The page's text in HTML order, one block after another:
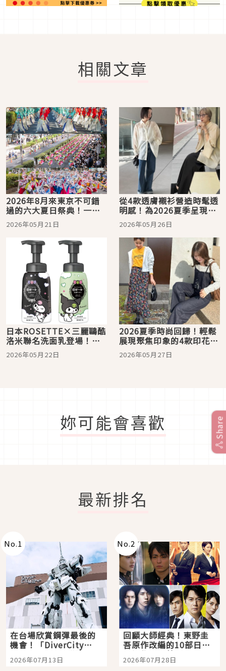
相關文章
2026年8月來東京不可錯
過的六大夏日祭典！一起
來抓住夏季的青春尾巴
2026年05月21日
從4款透膚襯衫營造時髦透
明感！為2026夏季呈現降
溫時髦穿搭
2026年05月26日
日本ROSETTE×三麗鷗酷
洛米聯名洗面乳登場！
2026夏季限定可愛包裝、
功效亮點一次看
2026年05月22日
2026夏季時尚回歸！輕鬆
展現聚焦印象的4款印花單
品絕不能錯過
2026年05月27日
妳可能會喜歡
最新排名
No.1
在台場欣賞鋼彈最後的
機會！「DiverCity
Tokyo Plaza」搭船、
購物、美食及夜景，一
2026年07月13日
No.2
回顧大師經典！東野圭
吾原作改編的10部日本
影視作品推薦
2026年07月28日
Share